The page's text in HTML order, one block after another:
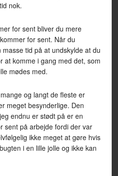
nok.
for sent bliver du mere
for sent. Når du
tid på at undskylde at du
at komme i gang med det, som
mødes med.
og langt de fleste er
meget besynderlige. Den
endnu er stødt på er en
sent på arbejde fordi der var
ikke meget at gøre hvis
i en lille jolle og ikke kan